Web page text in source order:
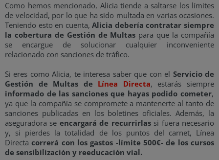
Como hemos mencionado, Alicia tiende a saltarse los límites
de velocidad, por lo que ha sido multada en varias ocasiones.
Teniendo esto en cuenta,Alicia debería contratar siempre
la cobertura de Gestión de Multas para que la compañía
se encargue de solucionar cualquier inconveniente
relacionado con sanciones de tráfico.
Si eres como Alicia, te interesa saber que con el Servicio de
Gestión de Multas de Línea Directa, estarás siempre
informado de las sanciones que hayas podido cometer,
ya que la compañía se compromete a mantenerte al tanto de
sanciones publicadas en los boletines oficiales. Además, la
aseguradora se encargará de recurrirlassi fuera necesario
y, si pierdes la totalidad de los puntos del carnet, Línea
Directa correrá con los gastos -límite 500€- de los cursos
de sensibilización y reeducación vial.